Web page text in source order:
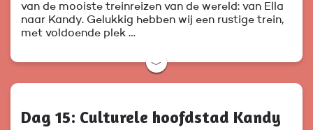
van de mooiste treinreizen van de wereld: van Ella
naar Kandy. Gelukkig hebben wij een rustige trein,
met voldoende plek …
﹀
Dag 15: Culturele hoofdstad Kandy